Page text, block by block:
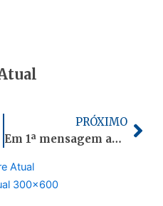
PRÓXIMO
Em 1ª mensagem após captura, Maduro diz estar bem e em oração em Nova York